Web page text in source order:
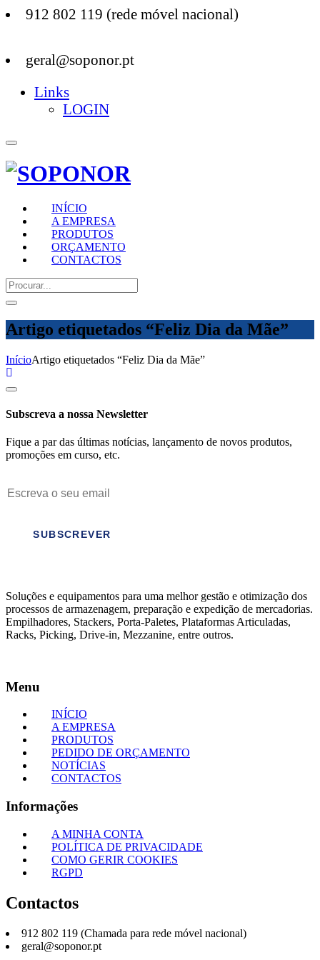
912 802 119 (rede móvel nacional)
geral@soponor.pt
Links
LOGIN
INÍCIO
A EMPRESA
PRODUTOS
ORÇAMENTO
CONTACTOS
Artigo etiquetados “Feliz Dia da Mãe”
InícioArtigo etiquetados “Feliz Dia da Mãe”
Subscreva a nossa Newsletter
Fique a par das últimas notícias, lançamento de novos produtos,
promoções em curso, etc.
SUBSCREVER
Soluções e equipamentos para uma melhor gestão e otimização dos
processos de armazenagem, preparação e expedição de mercadorias.
Empilhadores, Stackers, Porta-Paletes, Plataformas Articuladas,
Racks, Picking, Drive-in, Mezzanine, entre outros.
Menu
INÍCIO
A EMPRESA
PRODUTOS
PEDIDO DE ORÇAMENTO
NOTÍCIAS
CONTACTOS
Informações
A MINHA CONTA
POLÍTICA DE PRIVACIDADE
COMO GERIR COOKIES
RGPD
Contactos
912 802 119 (Chamada para rede móvel nacional)
geral@soponor.pt